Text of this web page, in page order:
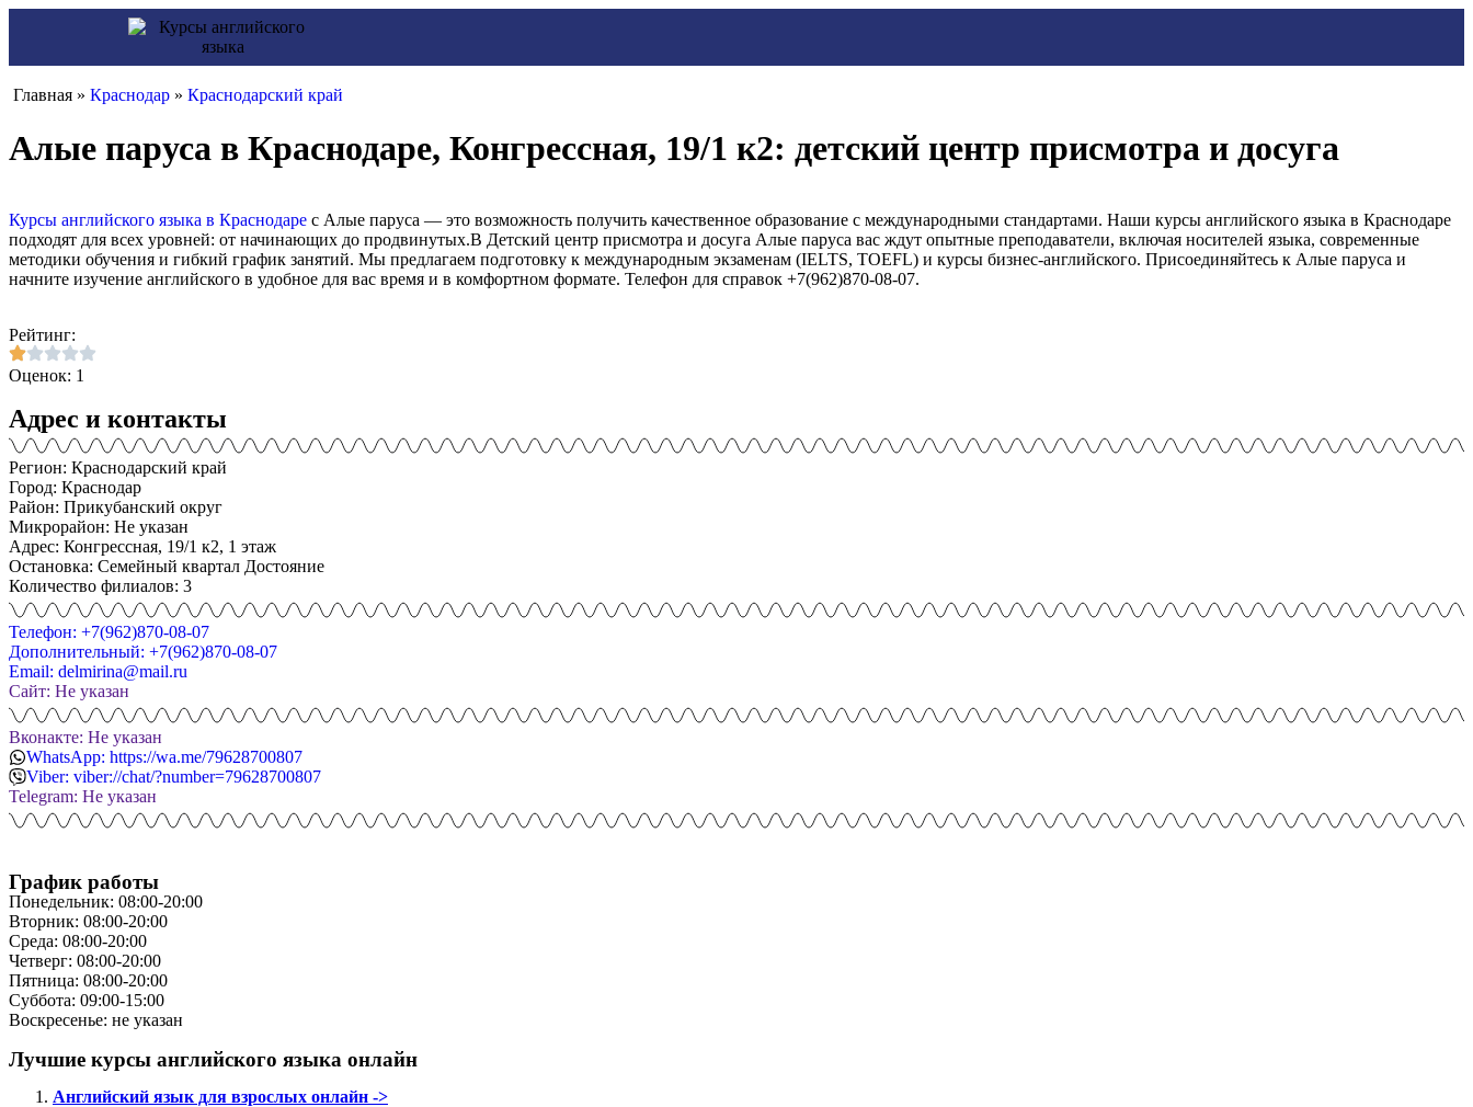
Главная » Краснодар » Краснодарский край
Алые паруса в Краснодаре, Конгрессная, 19/1 к2: детский центр присмотра и досуга
Курсы английского языка в Краснодаре с Алые паруса — это возможность получить качественное образование с международными стандартами. Наши курсы английского языка в Краснодаре
подходят для всех уровней: от начинающих до продвинутых.В Детский центр присмотра и досуга Алые паруса вас ждут опытные преподаватели, включая носителей языка, современные
методики обучения и гибкий график занятий. Мы предлагаем подготовку к международным экзаменам (IELTS, TOEFL) и курсы бизнес-английского. Присоединяйтесь к Алые паруса и
начните изучение английского в удобное для вас время и в комфортном формате. Телефон для справок +7(962)870-08-07.
Рейтинг:
Оценок: 1
Адрес и контакты
Регион: Краснодарский край
Город: Краснодар
Район: Прикубанский округ
Микрорайон: Не указан
Адрес: Конгрессная, 19/1 к2, 1 этаж
Остановка: Семейный квартал Достояние
Количество филиалов: 3
Телефон: +7(962)870-08-07
Дополнительный: +7(962)870-08-07
Email: delmirina@mail.ru
Сайт: Не указан
Вконакте: Не указан
WhatsApp: https://wa.me/79628700807
Viber: viber://chat/?number=79628700807
Telegram: Не указан
График работы
Понедельник: 08:00-20:00
Вторник: 08:00-20:00
Среда: 08:00-20:00
Четверг: 08:00-20:00
Пятница: 08:00-20:00
Суббота: 09:00-15:00
Воскресенье: не указан
Лучшие курсы английского языка онлайн
Английский язык для взрослых онлайн ->